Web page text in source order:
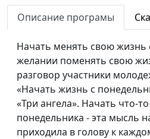
Описание програмы
Начать менять свою жизнь
желании поменять свою
разговор участники
«Начать жизнь с
«Три ангела». Начать что-
понедельника - эта мысль
приходила в голову к
Зачем живет
Анна
Родители, дети и
духовные ценности
Анна
Миссия врача и
миссия христианина
Анна